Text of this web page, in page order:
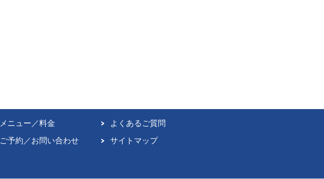
メニュー／料金 よくあるご質問
ご予約／お問い合わせ サイトマップ